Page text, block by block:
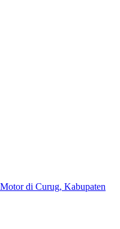
di Curug, Kabupaten